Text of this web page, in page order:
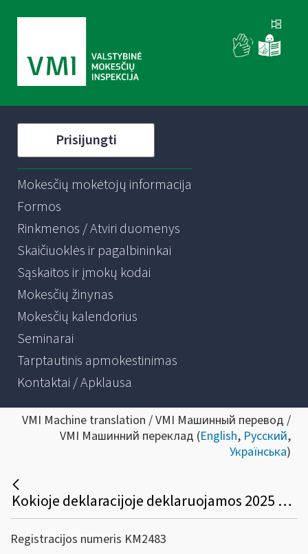
Prisijungti
Mokesčių mokėtojų informacija
Formos
Rinkmenos / Atviri duomenys
Skaičiuoklės ir pagalbininkai
Sąskaitos ir įmokų kodai
Mokesčių žinynas
Mokesčių kalendorius
Seminarai
Tarptautinis apmokestinimas
Kontaktai / Apklausa
VMI Machine translation / VMI Машинный перевод /
VMI Машинний переклад (English, Русский,
Українська)
Kokioje deklaracijoje deklaruojamos 2025 metais gautos pajamos?
Registracijos numeris KM2483